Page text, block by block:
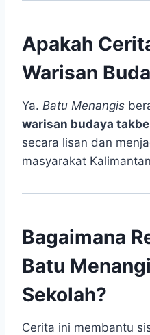
Apakah
Warisan
Ya. Batu Menangis
warisan budaya
secara lisan dan
masyarakat
Bagaimana
Batu
Sekolah?
Cerita ini membantu